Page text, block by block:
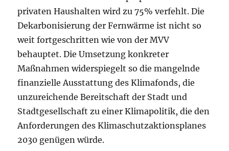
privaten Haushalten wird zu 75% verfehlt. Die
Dekarbonisierung der Fernwärme ist nicht so
weit fortgeschritten wie von der MVV
behauptet. Die Umsetzung konkreter
Maßnahmen widerspiegelt so die mangelnde
finanzielle Ausstattung des Klimafonds, die
unzureichende Bereitschaft der Stadt und
Stadtgesellschaft zu einer Klimapolitik, die den
Anforderungen des Klimaschutzaktionsplanes
2030 genügen würde.